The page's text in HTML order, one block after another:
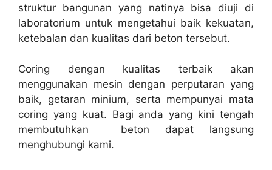
struktur bangunan yang natinya bisa diuji di
laboratorium untuk mengetahui baik kekuatan,
ketebalan dan kualitas dari beton tersebut.
Coring dengan kualitas terbaik akan
menggunakan mesin dengan perputaran yang
baik, getaran minium, serta mempunyai mata
coring yang kuat. Bagi anda yang kini tengah
membutuhkan beton dapat langsung
menghubungi kami.